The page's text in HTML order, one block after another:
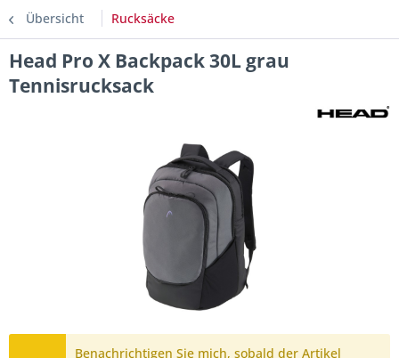
Übersicht Rucksäcke
Head Pro X Backpack 30L grau
Tennisrucksack
Benachrichtigen Sie mich, sobald der Artikel